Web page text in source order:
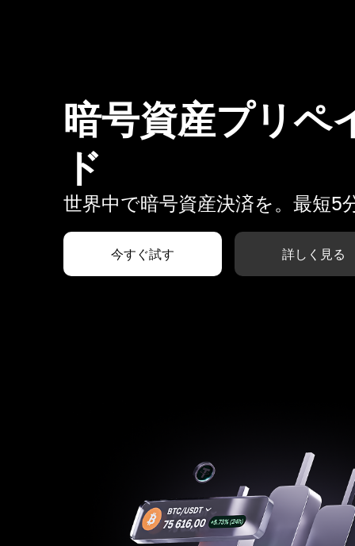
暗号資産プリペ
ド
世界中で暗号資産決済を。最短5
今すぐ試す 詳しく見る